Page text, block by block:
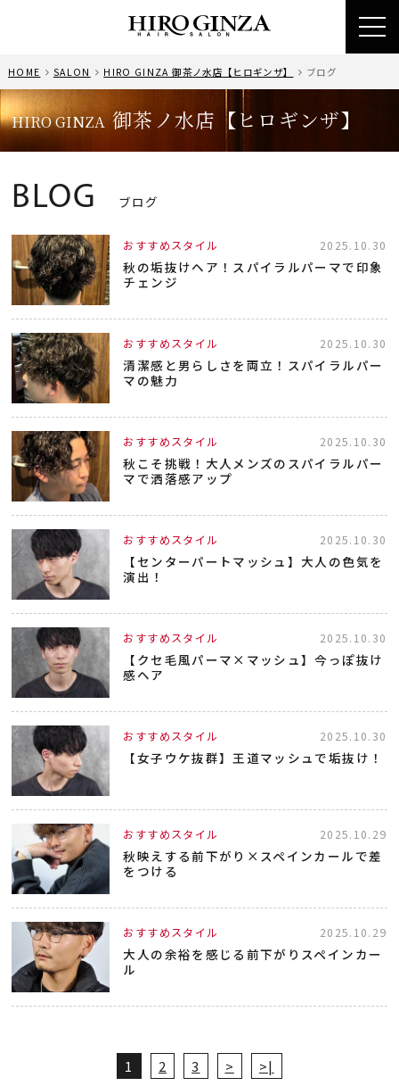
HOME SALON HIRO GINZA 御茶ノ水店【ヒロギンザ】 ブログ
HIRO GINZA御茶ノ水店【ヒロギンザ】
BLOG ブログ
おすすめスタイル 2025.10.30
秋の垢抜けヘア！スパイラルパーマで印象
チェンジ
おすすめスタイル 2025.10.30
清潔感と男らしさを両立！スパイラルパー
マの魅力
おすすめスタイル 2025.10.30
秋こそ挑戦！大人メンズのスパイラルパー
マで洒落感アップ
おすすめスタイル 2025.10.30
【センターパートマッシュ】大人の色気を
演出！
おすすめスタイル 2025.10.30
【クセ毛風パーマ×マッシュ】今っぽ抜け
感ヘア
おすすめスタイル 2025.10.30
【女子ウケ抜群】王道マッシュで垢抜け！
おすすめスタイル 2025.10.29
秋映えする前下がり×スペインカールで差
をつける
おすすめスタイル 2025.10.29
大人の余裕を感じる前下がりスペインカー
ル
1 2 3 > >|